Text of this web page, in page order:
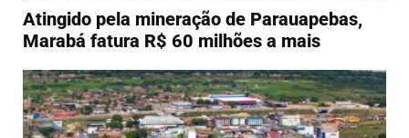
Atingido pela mineração de Parauapebas,
Marabá fatura R$ 60 milhões a mais